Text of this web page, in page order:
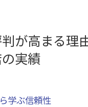
が高まる理
実績
学ぶ信頼性